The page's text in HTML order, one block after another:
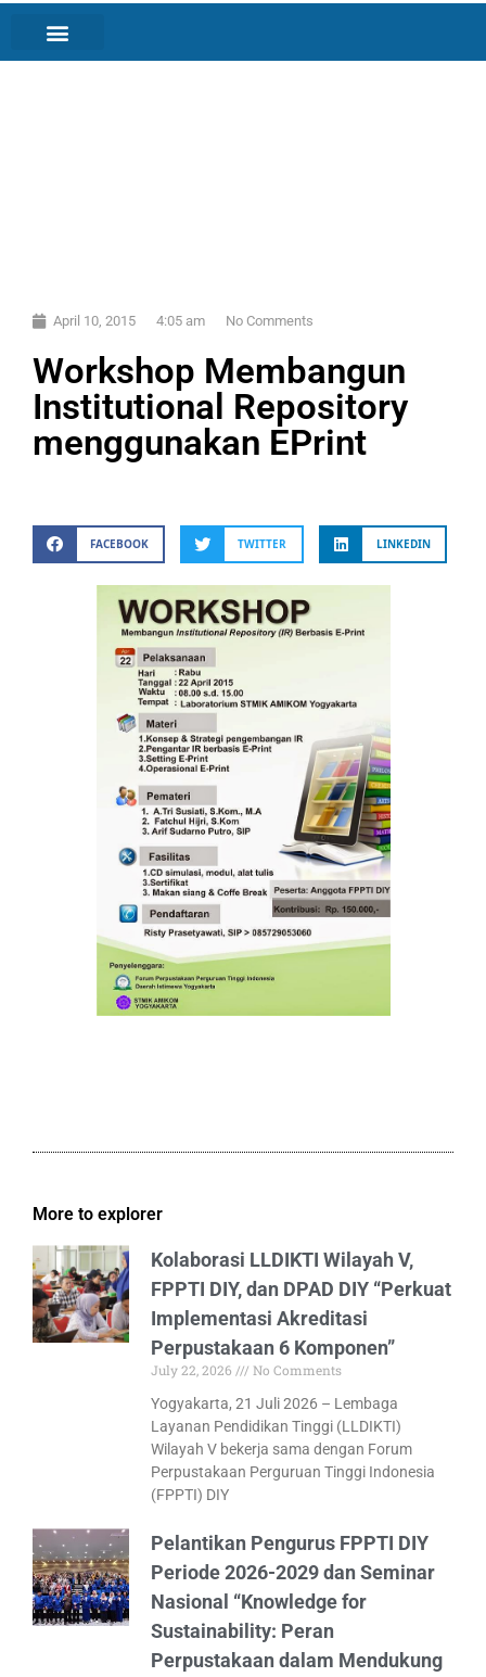
April 10, 2015 4:05 am No Comments
Workshop Membangun
Institutional Repository
menggunakan EPrint
FACEBOOK TWITTER LINKEDIN
More to explorer
Kolaborasi LLDIKTI Wilayah V,
FPPTI DIY, dan DPAD DIY “Perkuat
Implementasi Akreditasi
Perpustakaan 6 Komponen”
July 22, 2026
No Comments
Yogyakarta, 21 Juli 2026 – Lembaga
Layanan Pendidikan Tinggi (LLDIKTI)
Wilayah V bekerja sama dengan Forum
Perpustakaan Perguruan Tinggi Indonesia
(FPPTI) DIY
Pelantikan Pengurus FPPTI DIY
Periode 2026-2029 dan Seminar
Nasional “Knowledge for
Sustainability: Peran
Perpustakaan dalam Mendukung